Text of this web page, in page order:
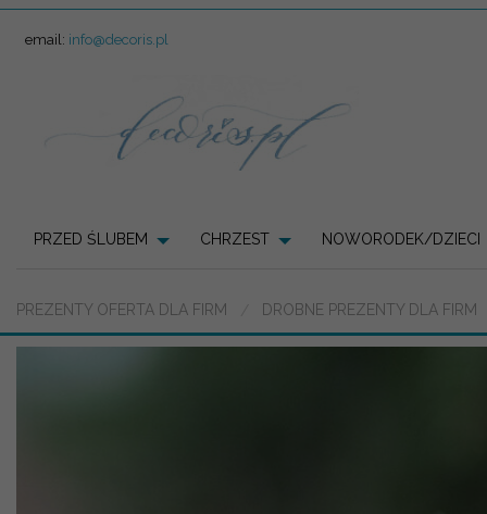
email: info@decoris.pl
PRZED ŚLUBEM CHRZEST NOWORODEK/DZIECI
PREZENTY OFERTA DLA FIRM DROBNE PREZENTY DLA FIRM